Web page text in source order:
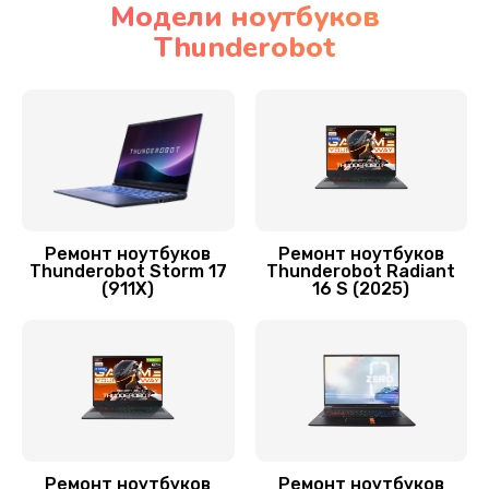
Установка драйверов
Заказать
Замена видеочипа
Заказать
Замена материнской платы
Замена шлейфа матрицы
Модели ноутбуков
Thunderobot
Ремонт ноутбуков
Thunderobot Storm 17
(911X)
Ремонт ноутбуков
Thunderobot Radiant
16 S (2025)
Ремонт ноутбуков Ремонт ноутбуков